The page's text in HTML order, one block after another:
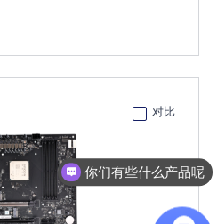
对比
你们有些什么产品呢